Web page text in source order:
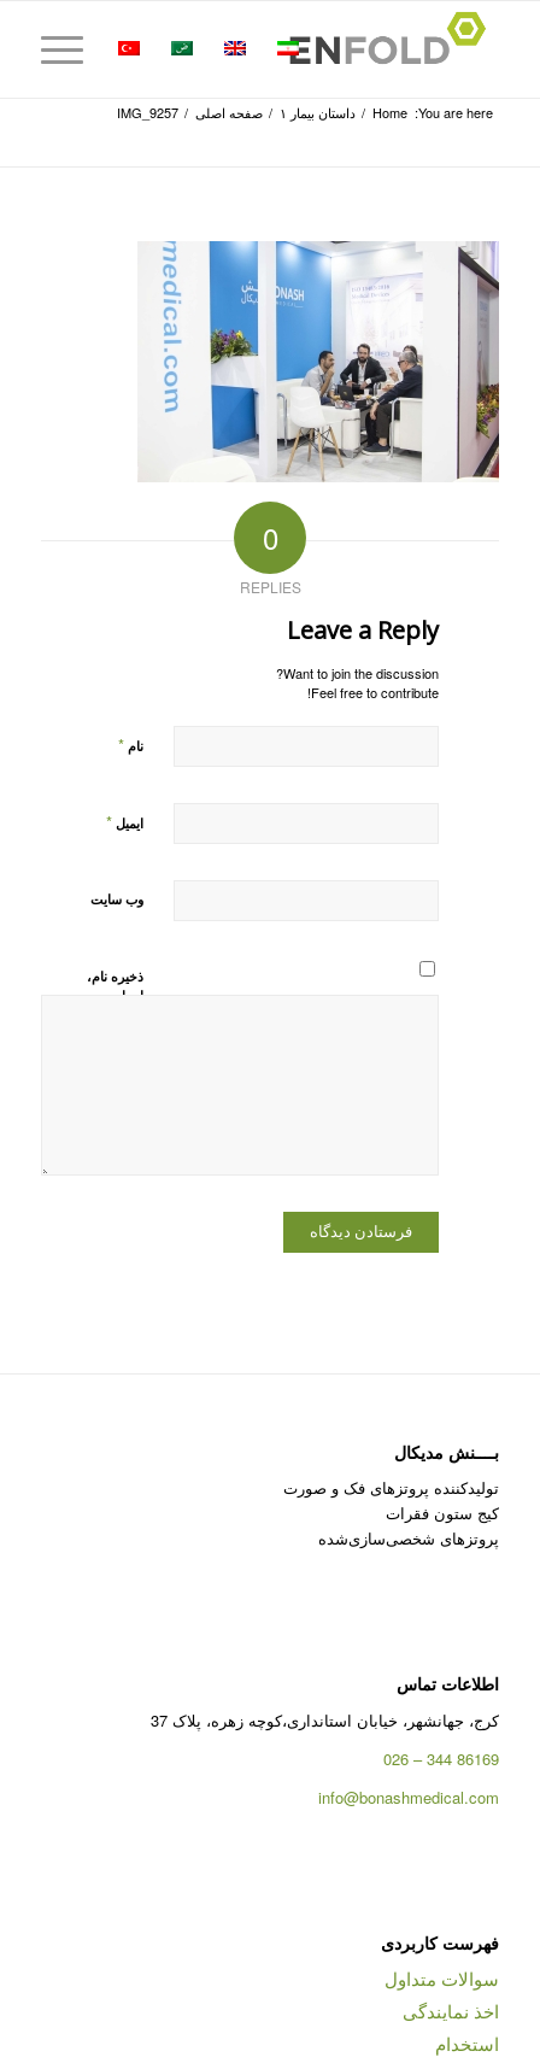
You are here:
Home
/ داستان بیمار ۱ / صفحه اصلی /
IMG_9257
0
REPLIES
Leave a Reply
Want to join the discussion?
Feel free to contribute!
نام *
ایمیل *
وب‌ سایت
ذخیره نام،
ایمیل و
بــــنش مدیکال
تولیدکننده پروتزهای فک و صورت
کیج ستون فقرات
پروتزهای شخصی‌سازی‌شده
اطلاعات تماس
کرج، جهانشهر، خیابان استانداری،کوچه زهره، پلاک 37
86169 344 – 026
info@bonashmedical.com
فهرست کاربردی
سوالات متداول
اخذ نمایندگی
استخدام